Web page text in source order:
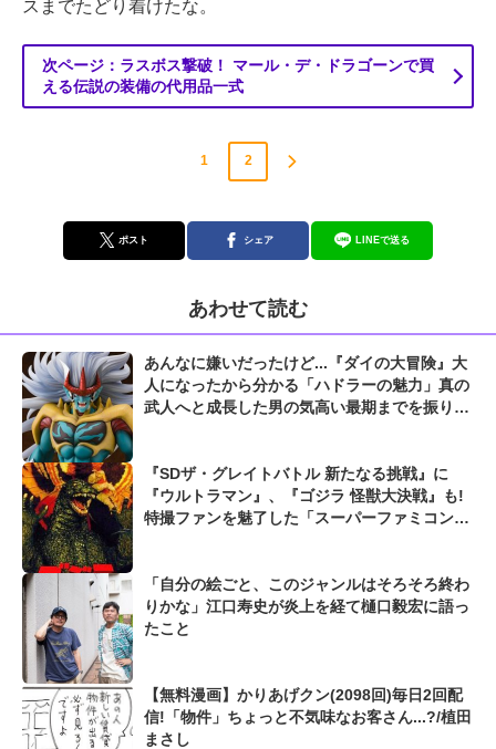
スまでたどり着けたな。
次ページ：ラスボス撃破！ マール・デ・ドラゴーンで買
える伝説の装備の代用品一式
1 2
ポスト シェア LINEで送る
あわせて読む
あんなに嫌いだったけど...『ダイの大冒険』大
人になったから分かる「ハドラーの魅力」真の
武人へと成長した男の気高い最期までを振り返
『SDザ・グレイトバトル 新たなる挑戦』に
『ウルトラマン』、『ゴジラ 怪獣大決戦』も!
特撮ファンを魅了した「スーパーファミコンの
「自分の絵ごと、このジャンルはそろそろ終わ
りかな」江口寿史が炎上を経て樋口毅宏に語っ
たこと
【無料漫画】かりあげクン(2098回)毎日2回配
信!「物件」ちょっと不気味なお客さん...?/植田
まさし